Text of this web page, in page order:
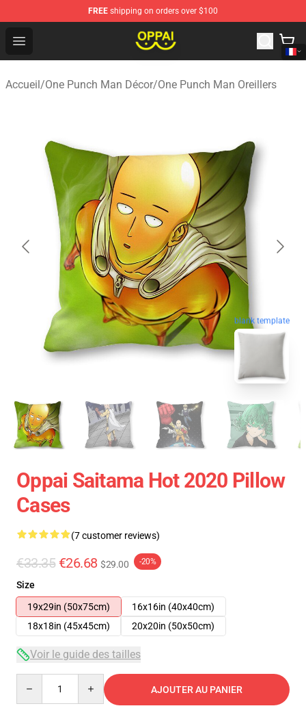
FREE shipping on orders over $100
Open menu
Oppai Store - Official Oppai Merchandise Shop
Accueil/One Punch Man Décor/One Punch Man Oreillers
blank template
Oppai Saitama Hot 2020 Pillow
Cases
(7 customer reviews)
€33.35 €26.68 $29.00 -20%
Size
19x29in (50x75cm)
16x16in (40x40cm)
18x18in (45x45cm)
20x20in (50x50cm)
Voir le guide des tailles
AJOUTER AU PANIER